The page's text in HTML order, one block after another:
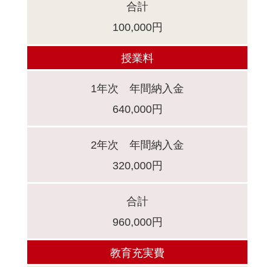
合計
100,000円
授業料
1年次 年間納入金
640,000円
2年次 年間納入金
320,000円
合計
960,000円
教育充実費